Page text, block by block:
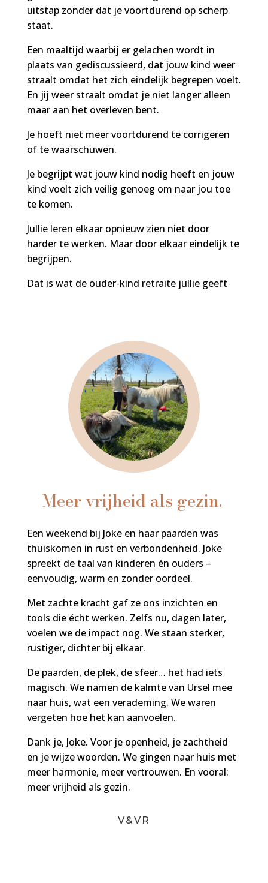
uitstap zonder dat je voortdurend op scherp
staat.
Een maaltijd waarbij er gelachen wordt in
plaats van gediscussieerd, dat jouw kind weer
straalt omdat het zich eindelijk begrepen voelt.
En jij weer straalt omdat je niet langer alleen
maar aan het overleven bent.
Je hoeft niet meer voortdurend te corrigeren
of te waarschuwen.
Je begrijpt wat jouw kind nodig heeft en jouw
kind voelt zich veilig genoeg om naar jou toe
te komen.
Jullie leren elkaar opnieuw zien niet door
harder te werken. Maar door elkaar eindelijk te
begrijpen.
Dat is wat de ouder-kind retraite jullie geeft
Meer vrijheid als gezin.
Een weekend bij Joke en haar paarden was
thuiskomen in rust en verbondenheid. Joke
spreekt de taal van kinderen én ouders –
eenvoudig, warm en zonder oordeel.
Met zachte kracht gaf ze ons inzichten en
tools die écht werken. Zelfs nu, dagen later,
voelen we de impact nog. We staan sterker,
rustiger, dichter bij elkaar.
De paarden, de plek, de sfeer… het had iets
magisch. We namen de kalmte van Ursel mee
naar huis, wat een verademing. We waren
vergeten hoe het kan aanvoelen.
Dank je, Joke. Voor je openheid, je zachtheid
en je wijze woorden. We gingen naar huis met
meer harmonie, meer vertrouwen. En vooral:
meer vrijheid als gezin.
V&VR